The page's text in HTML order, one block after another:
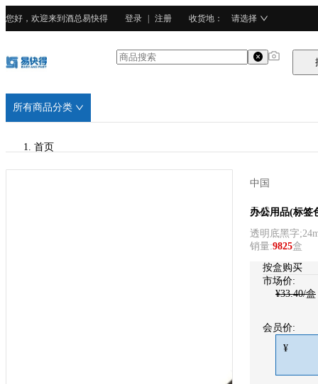
您好，欢迎来到酒总易快得 登录 注册 收货地 ： 请选择
所有商品分类
首页
中国
天威
办公用品(标签
透明底黑字
销量:9825盒
按盒购买
市场价:
¥33.40/盒
会员价:
¥